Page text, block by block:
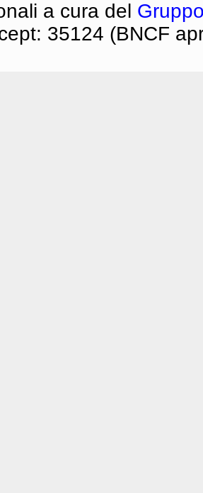
a cura del
35124 (BNCF